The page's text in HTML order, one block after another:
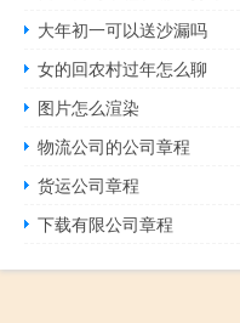
大年初一可以送沙漏吗
女的回农村过年怎么聊
图片怎么渲染
物流公司的公司章程
货运公司章程
下载有限公司章程